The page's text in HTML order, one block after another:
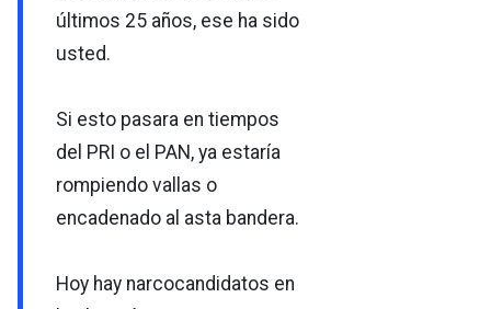
últimos 25 años, ese ha sido
usted.
Si esto pasara en tiempos
del PRI o el PAN, ya estaría
rompiendo vallas o
encadenado al asta bandera.
Hoy hay narcocandidatos en